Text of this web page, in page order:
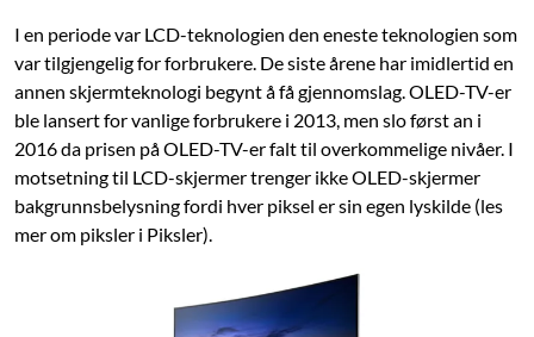
I en periode var LCD-teknologien den eneste teknologien som
var tilgjengelig for forbrukere. De siste årene har imidlertid en
annen skjermteknologi begynt å få gjennomslag. OLED-TV-er
ble lansert for vanlige forbrukere i 2013, men slo først an i
2016 da prisen på OLED-TV-er falt til overkommelige nivåer. I
motsetning til LCD-skjermer trenger ikke OLED-skjermer
bakgrunnsbelysning fordi hver piksel er sin egen lyskilde (les
mer om piksler i Piksler).